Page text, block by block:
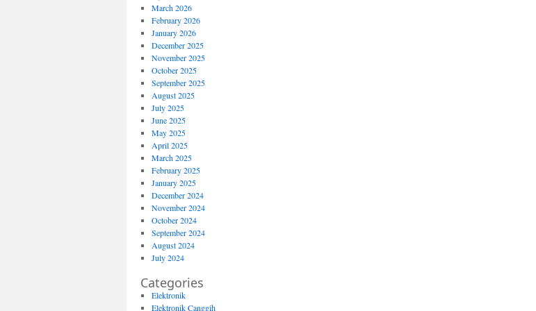
March 2026
February 2026
January 2026
December 2025
November 2025
October 2025
September 2025
August 2025
July 2025
June 2025
May 2025
April 2025
March 2025
February 2025
January 2025
December 2024
November 2024
October 2024
September 2024
August 2024
July 2024
Categories
Elektronik
Elektronik Canggih